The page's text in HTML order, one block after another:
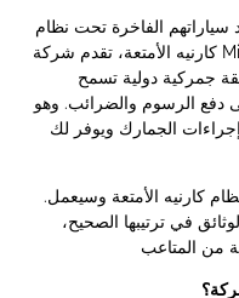
سياراتهم الفاخرة تحت نظام
كارنيه الأمتعة، تقدم شركة Milky Way Logistics Ltd. خدمات شاملة
جمركية دولية تسمح
دفع الرسوم والضرائب. وهو
الجمارك ويوفر لك
.يتمتع فريقنا بخبرة كبيرة في التعامل مع نظام كارنيه الأمتعة وسيعمل
في ترتيبها الصحيح،
من المتاعب